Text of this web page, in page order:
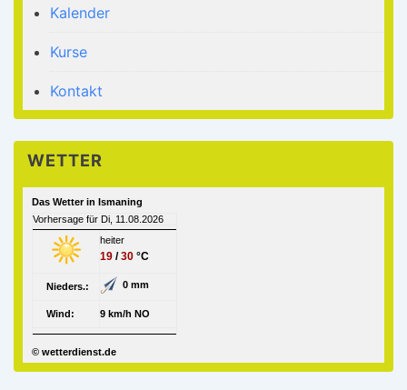
Kalender
Kurse
Kontakt
WETTER
Das Wetter in Ismaning
Vorhersage für Di, 11.08.2026
heiter
19 /30 °C
Nieders.: 0 mm
Wind: 9 km/h NO
© wetterdienst.de